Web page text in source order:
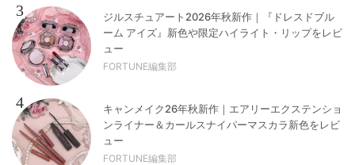
3
ジルスチュアート2026年秋新作｜『ドレスドブル
ーム アイズ』新色や限定ハイライト・リップをレビ
ュー
FORTUNE編集部
4
キャンメイク26年秋新作｜エアリーエクステンショ
ンライナー＆カールスナイパーマスカラ新色をレビ
ュー
FORTUNE編集部